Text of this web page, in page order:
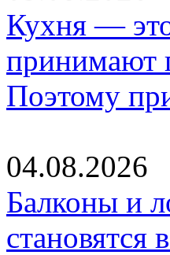
Кухня — это
принимают
Поэтому
04.08.2026
Балконы и